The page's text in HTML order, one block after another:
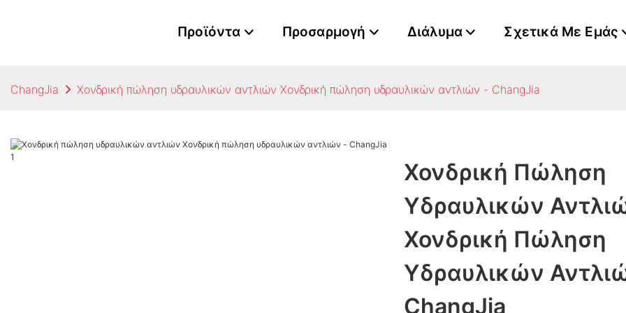
Προϊόντα Προσαρμογή Διάλυμα Σχετικά Με Εμάς
ChangJia Χονδρική πώληση υδραυλικών αντλιών​ Χονδρική πώληση υδραυλικών αντλιών - ChangJia
Χονδρική Πώληση
Υδραυλικών
Χονδρική Πώληση
Υδραυλικών
ChangJia